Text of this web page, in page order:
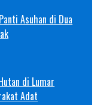
Asuhan di Dua
di Lumar
Adat